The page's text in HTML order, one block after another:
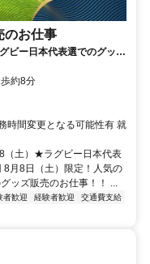
のお仕事
ビー日本代表選でのグッズ
約8分
時間変更となる可能性有 就
（土）★ラグビー日本代表
月8日（土）限定！人気の
ッズ販売のお仕事！！ ...
者歓迎 経験者歓迎
交通費支給